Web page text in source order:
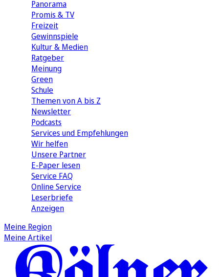
Panorama
Promis & TV
Freizeit
Gewinnspiele
Kultur & Medien
Ratgeber
Meinung
Green
Schule
Themen von A bis Z
Newsletter
Podcasts
Services und Empfehlungen
Wir helfen
Unsere Partner
E-Paper lesen
Service FAQ
Online Service
Leserbriefe
Anzeigen
Meine Region
Meine Artikel